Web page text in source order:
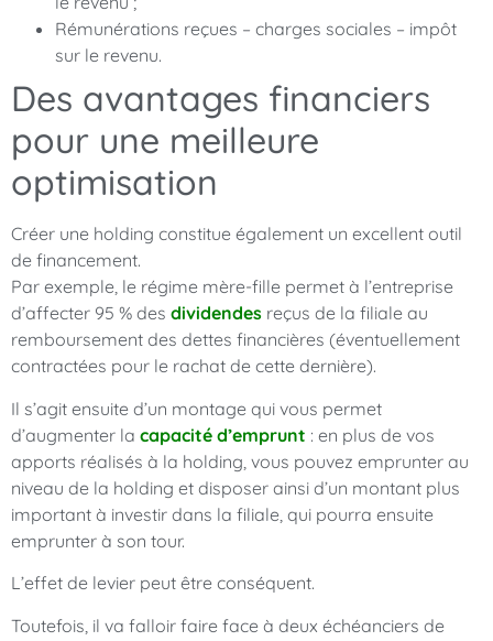
Rémunérations reçues – charges sociales – impôt
sur le revenu.
Des avantages financiers
pour une meilleure
optimisation
Créer une holding constitue également un excellent outil
de financement.
Par exemple, le régime mère-fille permet à l’entreprise
d’affecter 95 % des dividendes reçus de la filiale au
remboursement des dettes financières (éventuellement
contractées pour le rachat de cette dernière).
Il s’agit ensuite d’un montage qui vous permet
d’augmenter la capacité d’emprunt : en plus de vos
apports réalisés à la holding, vous pouvez emprunter au
niveau de la holding et disposer ainsi d’un montant plus
important à investir dans la filiale, qui pourra ensuite
emprunter à son tour.
L’effet de levier peut être conséquent.
Toutefois, il va falloir faire face à deux échéanciers de